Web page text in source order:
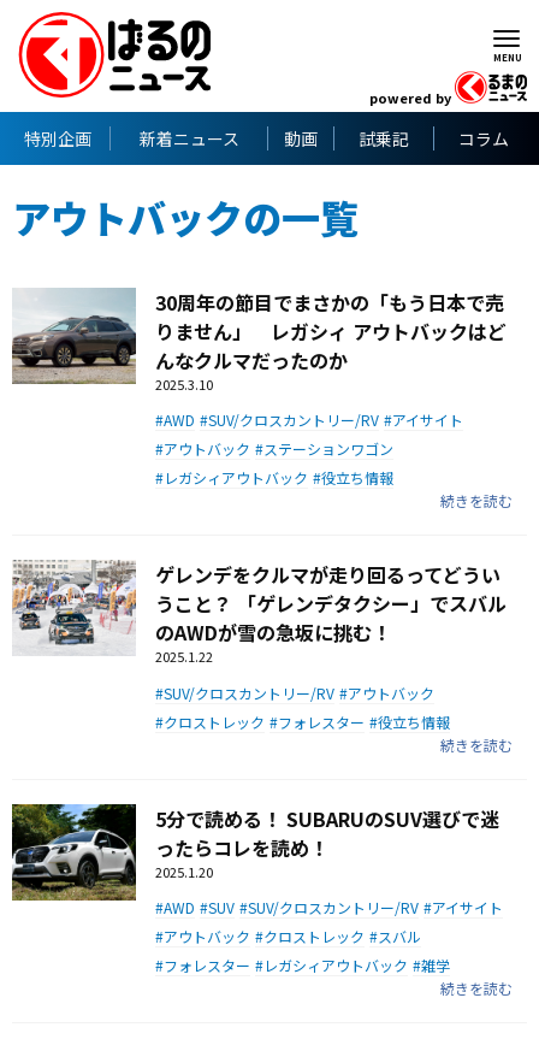
powered by
特別企画 新着ニュース 動画 試乗記 コラム
アウトバックの一覧
30周年の節目でまさかの「もう日本で売
りません」 レガシィ アウトバックはど
んなクルマだったのか
2025.3.10
AWD SUV/クロスカントリー/RV
アイサイト
アウトバック
ステーションワゴン
レガシィアウトバック
役立ち情報
続きを読む
ゲレンデをクルマが走り回るってどうい
うこと？ 「ゲレンデタクシー」でスバル
のAWDが雪の急坂に挑む！
2025.1.22
SUV/クロスカントリー/RV
アウトバック
クロストレック
フォレスター
役立ち情報
続きを読む
5分で読める！ SUBARUのSUV選びで迷
ったらコレを読め！
2025.1.20
AWD SUV SUV/クロスカントリー/RV
アイサイト
アウトバック
クロストレック
スバル
フォレスター
レガシィアウトバック
雑学
続きを読む